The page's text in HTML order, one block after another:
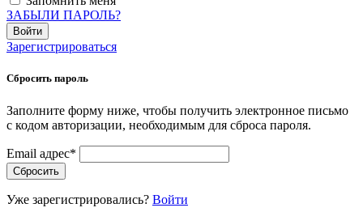
ЗАБЫЛИ ПАРОЛЬ?
Войти
Зарегистрироваться
Сбросить пароль
Заполните форму ниже, чтобы получить электронное письмо
с кодом авторизации, необходимым для сброса пароля.
Email адрес*
Сбросить
Уже зарегистрировались? Войти